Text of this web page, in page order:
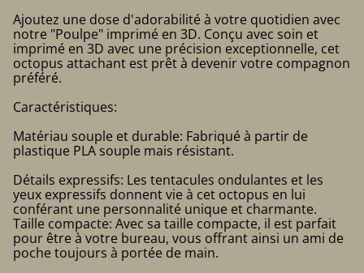
Ajoutez une dose d'adorabilité à votre quotidien avec
notre "Poulpe" imprimé en 3D. Conçu avec soin et
imprimé en 3D avec une précision exceptionnelle, cet
octopus attachant est prêt à devenir votre compagnon
préféré.
Caractéristiques:
Matériau souple et durable: Fabriqué à partir de
plastique PLA souple mais résistant.
Détails expressifs: Les tentacules ondulantes et les
yeux expressifs donnent vie à cet octopus en lui
conférant une personnalité unique et charmante.
Taille compacte: Avec sa taille compacte, il est parfait
pour être à votre bureau, vous offrant ainsi un ami de
poche toujours à portée de main.